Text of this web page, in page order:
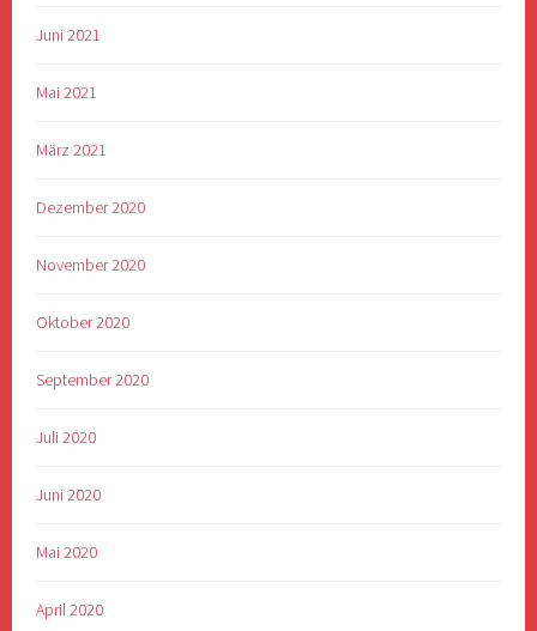
Juni 2021
Mai 2021
März 2021
Dezember 2020
November 2020
Oktober 2020
September 2020
Juli 2020
Juni 2020
Mai 2020
April 2020